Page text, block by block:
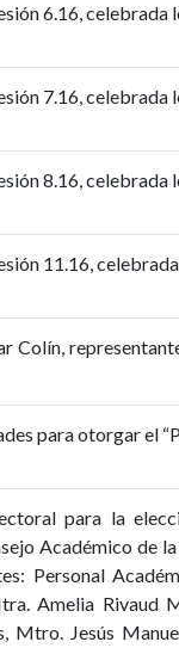
6.16, celebrada
7.16, celebrada
8.16,
11.16,
Colín,
para otorgar el
para la
Académico de
Personal
Amelia Rivaud
Mtro. Jesús